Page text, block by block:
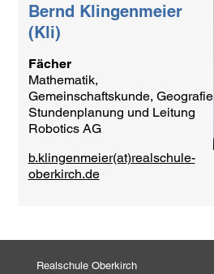
Bernd Klingenmeier
(Kli)
Fächer
Mathematik,
Gemeinschaftskunde, Geografie
Stundenplanung und Leitung
Robotics AG
b.klingenmeier(at)realschule-
oberkirch.de
Realschule Oberkirch